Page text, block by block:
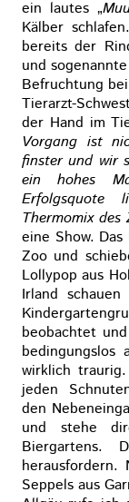
ein lautes „
Kälber
bereits der
und
Befruchtung
Tierarzt-
der Hand im
Vorgang ist
finster und wir
ein hohes
Thermomix des
eine Show.
Zoo und
Lollypop aus
Irland
beobachtet
wirklich
jeden
den
und stehe
Biergartens.
Seppels aus